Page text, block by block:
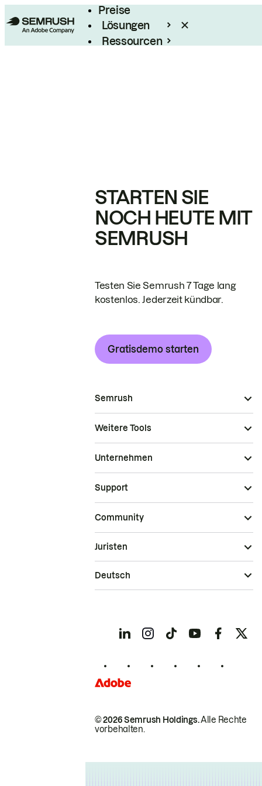
Preise
Lösungen
Ressourcen
STARTEN SIE
NOCH HEUTE MIT
SEMRUSH
Testen Sie Semrush 7 Tage lang
kostenlos. Jederzeit kündbar.
Gratisdemo starten
Semrush
Weitere Tools
Unternehmen
Support
Community
© 2026 Semrush Holdings.Alle Rechte
vorbehalten.
Juristen
Deutsch